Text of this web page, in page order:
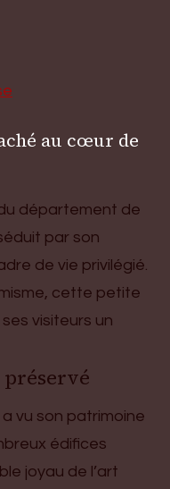
au cœur de
département de
par son
de vie privilégié.
cette petite
visiteurs un
vu son patrimoine
édifices
joyau de l’art